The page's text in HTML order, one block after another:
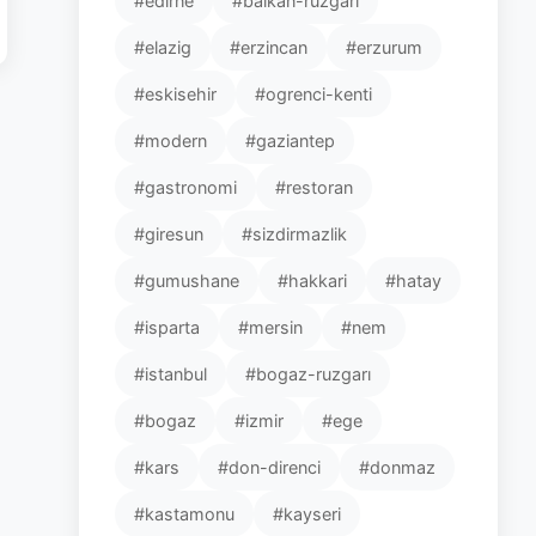
#elazig #erzincan #erzurum
#eskisehir #ogrenci-kenti
#modern #gaziantep
#gastronomi #restoran
#giresun #sizdirmazlik
#gumushane #hakkari #hatay
#isparta #mersin #nem
#istanbul #bogaz-ruzgarı
#bogaz #izmir #ege
#kars #don-direnci #donmaz
#kastamonu #kayseri